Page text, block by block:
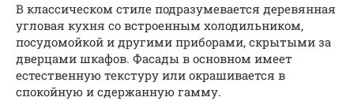
В классическом стиле подразумевается деревянная
угловая кухня со встроенным холодильником,
посудомойкой и другими приборами, скрытыми за
дверцами шкафов. Фасады в основном имеет
естественную текстуру или окрашивается в
спокойную и сдержанную гамму.